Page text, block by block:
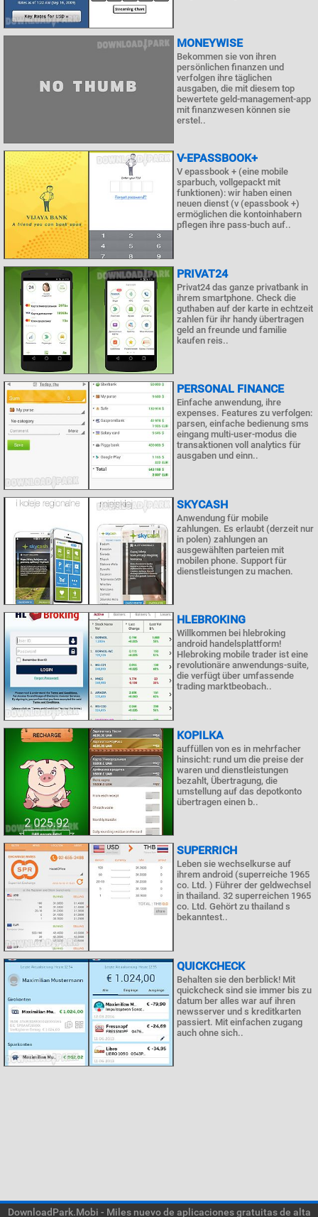
MONEYWISE
Bekommen sie von ihren
persönlichen finanzen und
verfolgen ihre täglichen
ausgaben, die mit diesem top
bewertete geld-management-app
mit finanzwesen können sie
erstel..
V-EPASSBOOK+
V epassbook + (eine mobile
sparbuch, vollgepackt mit
funktionen): wir haben einen
neuen dienst (v (epassbook +)
ermöglichen die kontoinhabern
pflegen ihre pass-buch auf..
PRIVAT24
Privat24 das ganze privatbank in
ihrem smartphone. Check die
guthaben auf der karte in echtzeit
zahlen für ihr handy übertragen
geld an freunde und familie
kaufen reis..
PERSONAL FINANCE
Einfache anwendung, ihre
expenses. Features zu verfolgen:
parsen, einfache bedienung sms
eingang multi-user-modus die
transaktionen voll analytics für
ausgaben und einn..
SKYCASH
Anwendung für mobile
zahlungen. Es erlaubt (derzeit nur
in polen) zahlungen an
ausgewählten parteien mit
mobilen phone. Support für
dienstleistungen zu machen.
HLEBROKING
Willkommen bei hlebroking
android handelsplattform!
Hlebroking mobile trader ist eine
revolutionäre anwendungs-suite,
die verfügt über umfassende
trading marktbeobach..
KOPILKA
auffüllen von es in mehrfacher
hinsicht: rund um die preise der
waren und dienstleistungen
bezahlt, Übertragung, die
umstellung auf das depotkonto
übertragen einen b..
SUPERRICH
Leben sie wechselkurse auf
ihrem android (superreiche 1965
co. Ltd. ) Führer der geldwechsel
in thailand. 32 superreichen 1965
co. Ltd. Gehört zu thailand s
bekanntest..
QUICKCHECK
Behalten sie den berblick! Mit
quickcheck sind sie immer bis zu
datum ber alles war auf ihren
newsserver und s kreditkarten
passiert. Mit einfachen zugang
auch ohne sich..
DownloadPark.Mobi - Miles nuevo de aplicaciones gratuitas de alta